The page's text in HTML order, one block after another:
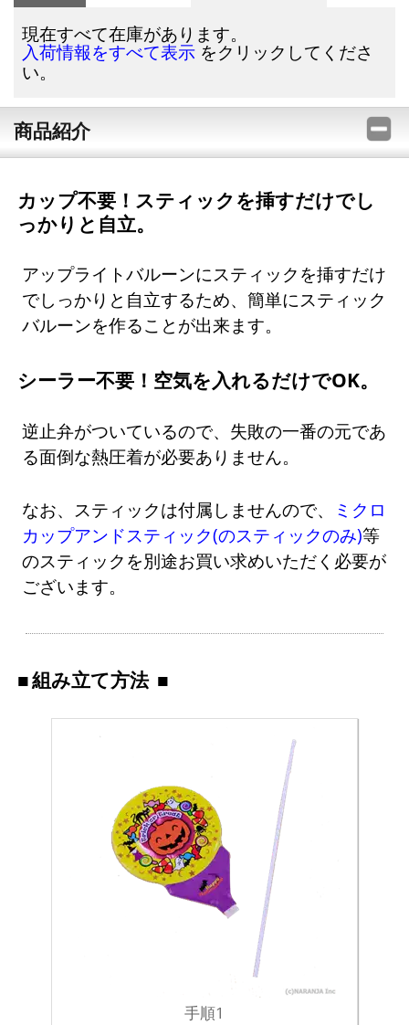
現在すべて在庫があります。
入荷情報をすべて表示 をクリックしてくださ
い。
商品紹介
カップ不要！スティックを挿すだけでし
っかりと自立。
アップライトバルーンにスティックを挿すだけ
でしっかりと自立するため、簡単にスティック
バルーンを作ることが出来ます。
シーラー不要！空気を入れるだけでOK。
逆止弁がついているので、失敗の一番の元であ
る面倒な熱圧着が必要ありません。
なお、スティックは付属しませんので、
ミクロ
カップアンドスティック(のスティックのみ)等
のスティックを別途お買い求めいただく必要が
ございます。
組み立て方法
手順1